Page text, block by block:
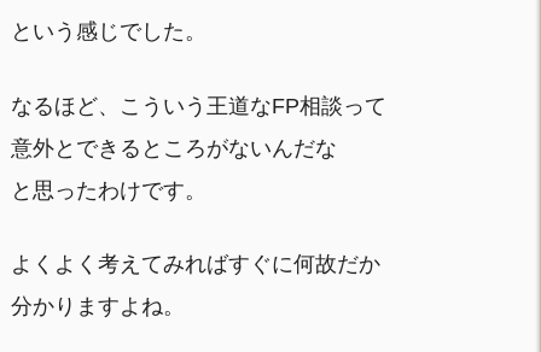
という感じでした。
なるほど、こういう王道なFP相談って
意外とできるところがないんだな
と思ったわけです。
よくよく考えてみればすぐに何故だか
分かりますよね。